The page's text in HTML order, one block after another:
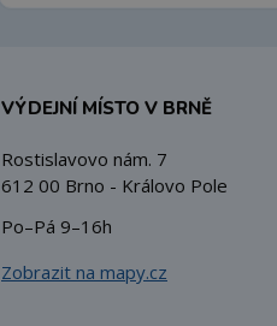
VÝDEJNÍ MÍSTO V BRNĚ
Rostislavovo nám. 7
612 00 Brno - Královo Pole
Po–Pá 9–16h
Zobrazit na mapy.cz